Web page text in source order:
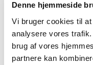
Denne hjemmeside
Vi bruger cookies til
analysere vores
brug af vores
partnere kan
Livskriser,
Traumer og
Depression